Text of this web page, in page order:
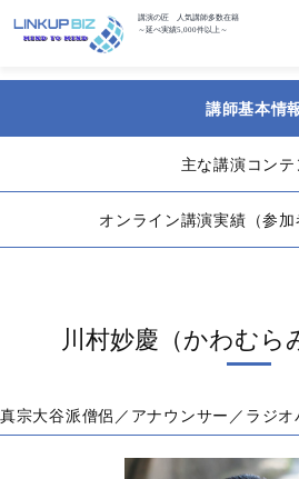
講演の匠 人気講師多数在籍
～延べ実績5,000件以上～
講師基本情
主な講演コンテ
オンライン講演実績（参
川村妙慶（かわむら
真宗大谷派僧侶／アナウンサー／ラジオ